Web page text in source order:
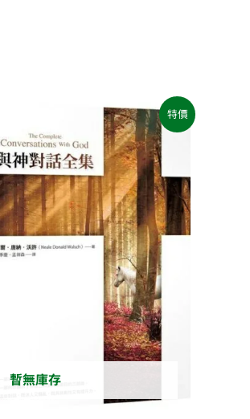
特價
暫無庫存
。
價
格：
NT$789。